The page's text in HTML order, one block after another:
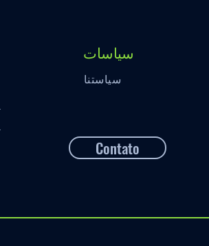
سياسات
سياستنا
Contato